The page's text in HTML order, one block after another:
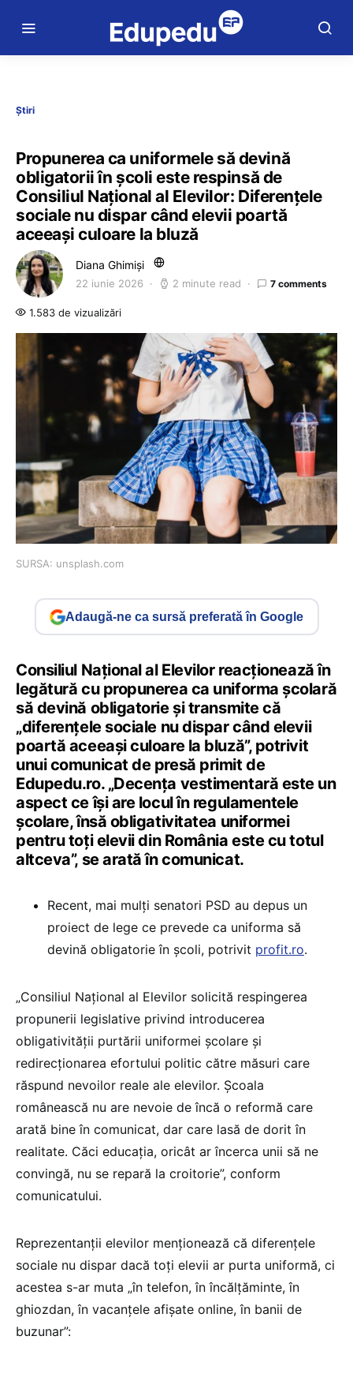
Știri
Propunerea ca uniformele să devină
obligatorii în școli este respinsă de
Consiliul Național al Elevilor: Diferențele
sociale nu dispar când elevii poartă
aceeași culoare la bluză
Diana Ghimiși
22 iunie 2026 2 minute read 7 comments
1.583 de vizualizări
SURSA: unsplash.com
Adaugă-ne ca sursă preferată în Google
Consiliul Național al Elevilor reacționează în
legătură cu propunerea ca uniforma școlară
să devină obligatorie și transmite că
„diferențele sociale nu dispar când elevii
poartă aceeași culoare la bluză”, potrivit
unui comunicat de presă primit de
Edupedu.ro. „Decența vestimentară este un
aspect ce își are locul în regulamentele
școlare, însă obligativitatea uniformei
pentru toți elevii din România este cu totul
altceva”, se arată în comunicat.
Recent, mai mulți senatori PSD au depus un
proiect de lege ce prevede ca uniforma să
devină obligatorie în școli, potrivit profit.ro.
„Consiliul Național al Elevilor solicită respingerea
propunerii legislative privind introducerea
obligativității purtării uniformei școlare și
redirecționarea efortului politic către măsuri care
răspund nevoilor reale ale elevilor. Școala
românească nu are nevoie de încă o reformă care
arată bine în comunicat, dar care lasă de dorit în
realitate. Căci educația, oricât ar încerca unii să ne
convingă, nu se repară la croitorie”, conform
comunicatului.
Reprezentanții elevilor menționează că diferențele
sociale nu dispar dacă toți elevii ar purta uniformă, ci
acestea s-ar muta „în telefon, în încălțăminte, în
ghiozdan, în vacanțele afișate online, în banii de
buzunar”: